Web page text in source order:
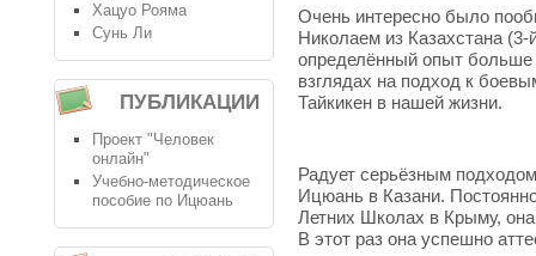
Очень интересно было
Николаем из Казахстана
определённый опыт больше
взглядах на подход к
Тайкикен в нашей жизни.
Радует серьёзным
Ицюань в Казани.
Летних Школах в Крыму,
В этот раз она успешно
Хацуо Рояма
Сунь Ли
ПУБЛИКАЦИИ
Проект "Человек
онлайн"
Учебно-методическое
пособие по Ицюань